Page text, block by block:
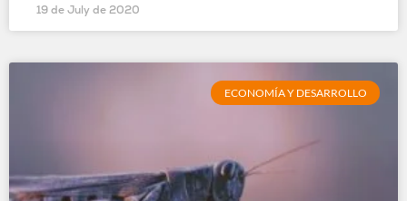
19 de July de 2020
ECONOMÍA Y DESARROLLO